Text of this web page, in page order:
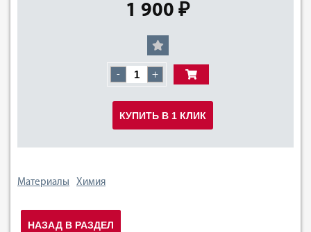
1 900 ₽
- +
КУПИТЬ В 1 КЛИК
Материалы Химия
НАЗАД В РАЗДЕЛ